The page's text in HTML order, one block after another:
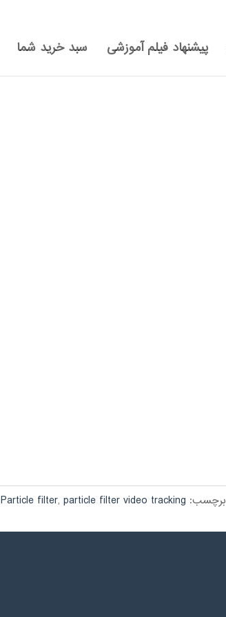
پیشنهاد فیلم آموزشی سبد خرید شما
برچسب: Particle filter, particle filter video tracking